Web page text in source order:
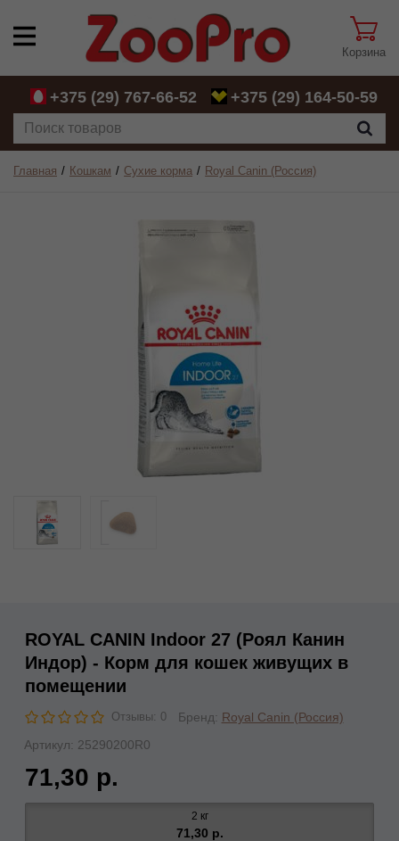
Корзина
+375 (29) 767-66-52 +375 (29) 164-50-59
Главная Кошкам Сухие корма Royal Canin (Россия)
ROYAL CANIN Indoor 27 (Роял Канин
Индор) - Корм для кошек живущих в
помещении
Отзывы: 0 Бренд: Royal Canin (Россия)
Артикул: 25290200R0
71,30 р.
2 кг
71,30 р.